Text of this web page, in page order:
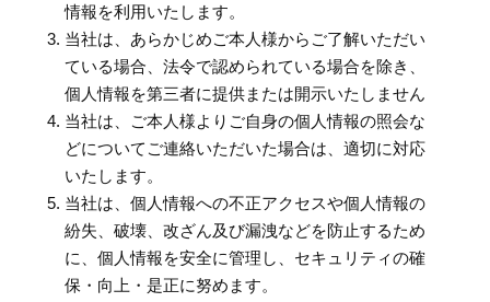
情報を利用いたします。
当社は、あらかじめご本人様からご了解いただい
ている場合、法令で認められている場合を除き、
個人情報を第三者に提供または開示いたしません
当社は、ご本人様よりご自身の個人情報の照会な
どについてご連絡いただいた場合は、適切に対応
いたします。
当社は、個人情報への不正アクセスや個人情報の
紛失、破壊、改ざん及び漏洩などを防止するため
に、個人情報を安全に管理し、セキュリティの確
保・向上・是正に努めます。